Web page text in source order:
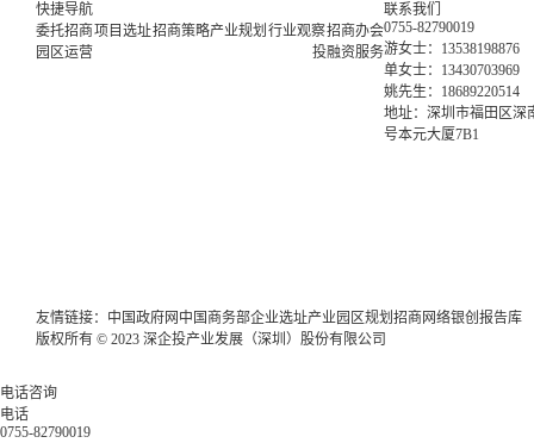
快捷导航
委托招商项目选址招商策略产业规划 行业观察招商办会
园区运营
投融资服务
联系我们
0755-82790019
游女士：13538198876
单女士：13430703969
姚先生：18689220514
地址：深圳市福田区深
号本元大厦7B1
友情链接： 中国政府网 中国商务部企业选址产业园区规划 招商网络银创报告库
版权所有 © 2023 深企投产业发展（深圳）股份有限公司
电话咨询
电话
0755-82790019